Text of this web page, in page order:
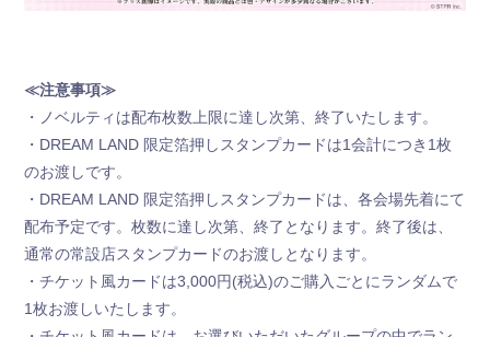
≪注意事項≫
・ノベルティは配布枚数上限に達し次第、終了いたします。
・DREAM LAND 限定箔押しスタンプカードは1会計につき1枚
のお渡しです。
・DREAM LAND 限定箔押しスタンプカードは、各会場先着にて
配布予定です。枚数に達し次第、終了となります。終了後は、
通常の常設店スタンプカードのお渡しとなります。
・チケット風カードは3,000円(税込)のご購入ごとにランダムで
1枚お渡しいたします。